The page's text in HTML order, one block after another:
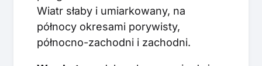
Wiatr słaby i umiarkowany, na
północy okresami porywisty,
północno-zachodni i zachodni.